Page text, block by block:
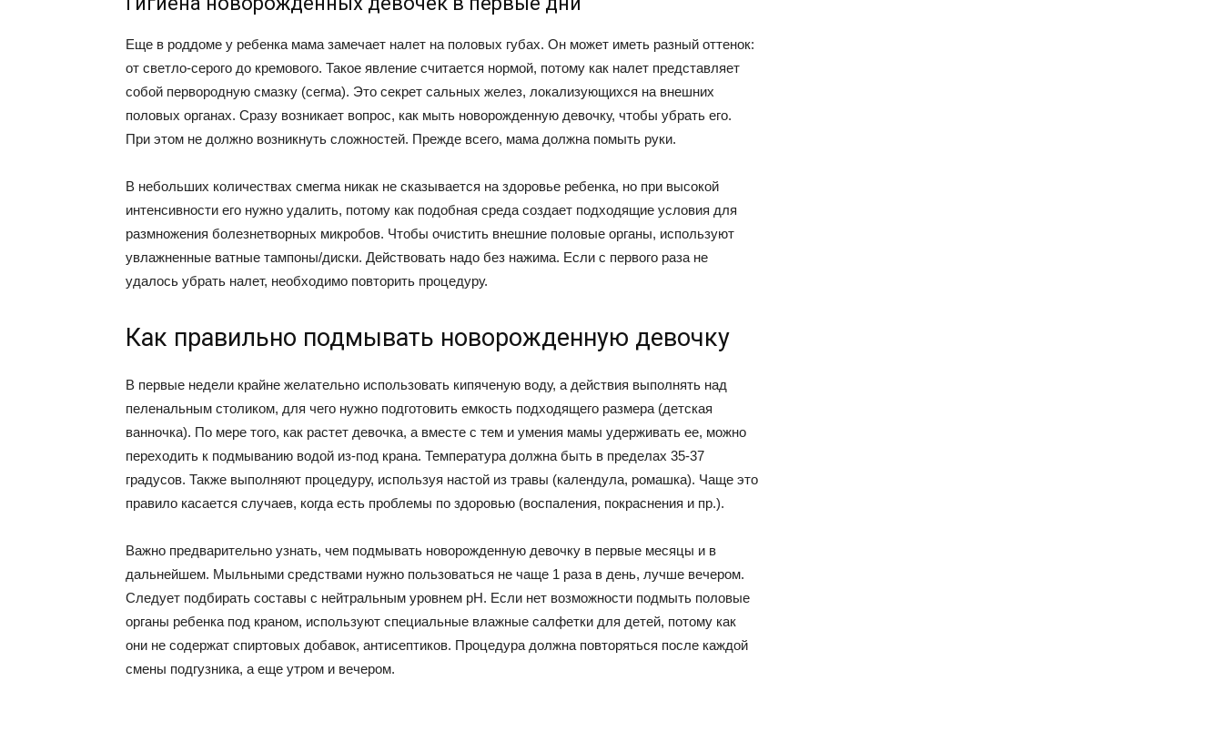
Еще в роддоме у ребенка мама замечает налет на половых губах. Он может иметь разный оттенок:
от светло-серого до кремового. Такое явление считается нормой, потому как налет представляет
собой первородную смазку (сегма). Это секрет сальных желез, локализующихся на внешних
половых органах. Сразу возникает вопрос, как мыть новорожденную девочку, чтобы убрать его.
При этом не должно возникнуть сложностей. Прежде всего, мама должна помыть руки.
В небольших количествах смегма никак не сказывается на здоровье ребенка, но при высокой
интенсивности его нужно удалить, потому как подобная среда создает подходящие условия для
размножения болезнетворных микробов. Чтобы очистить внешние половые органы, используют
увлажненные ватные тампоны/диски. Действовать надо без нажима. Если с первого раза не
удалось убрать налет, необходимо повторить процедуру.
Как правильно подмывать новорожденную девочку
В первые недели крайне желательно использовать кипяченую воду, а действия выполнять над
пеленальным столиком, для чего нужно подготовить емкость подходящего размера (детская
ванночка). По мере того, как растет девочка, а вместе с тем и умения мамы удерживать ее, можно
переходить к подмыванию водой из-под крана. Температура должна быть в пределах 35-37
градусов. Также выполняют процедуру, используя настой из травы (календула, ромашка). Чаще это
правило касается случаев, когда есть проблемы по здоровью (воспаления, покраснения и пр.).
Важно предварительно узнать, чем подмывать новорожденную девочку в первые месяцы и в
дальнейшем. Мыльными средствами нужно пользоваться не чаще 1 раза в день, лучше вечером.
Следует подбирать составы с нейтральным уровнем pH. Если нет возможности подмыть половые
органы ребенка под краном, используют специальные влажные салфетки для детей, потому как
они не содержат спиртовых добавок, антисептиков. Процедура должна повторяться после каждой
смены подгузника, а еще утром и вечером.